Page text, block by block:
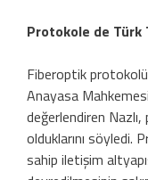
Protokole de Türk
Fiberoptik
Anayasa
değerlendiren
olduklarını söyledi.
sahip iletişim